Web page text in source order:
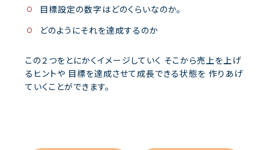
目標設定の数字はどのくらいなのか。
どのようにそれを達成するのか
この２つをとにかくイメージしていく そこから売上を上げ
るヒントや 目標を達成させて成長できる状態を 作りあげ
ていくことができます。